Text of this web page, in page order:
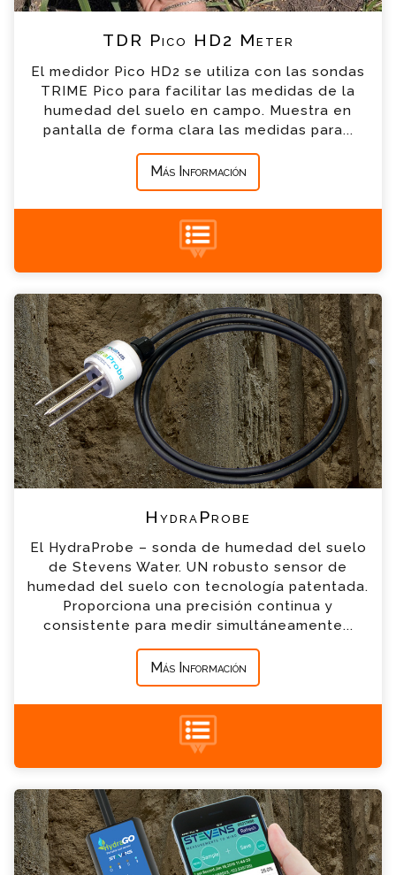
TDR Pico HD2 Meter
El medidor Pico HD2 se utiliza con las sondas
TRIME Pico para facilitar las medidas de la
humedad del suelo en campo. Muestra en
pantalla de forma clara las medidas para...
Más Información
Teléfono
*
Empresa
*
Mensaje
*
+34 935 900 007
HydraProbe
El HydraProbe – sonda de humedad del suelo
de Stevens Water. UN robusto sensor de
humedad del suelo con tecnología patentada.
Proporciona una precisión continua y
consistente para medir simultáneamente...
Más Información
HydraProbe Consulta
Por favor completa el formulario, un miembro
de nuestro equipo contactara contigo en
breve
Nombre
*
Email
*
Empresa
*
Mensaje
*
+34 935 900 007
HydraGO-sonda portátil de humedad del
suelo Consulta
Por favor completa el formulario, un miembro
de nuestro equipo contactara contigo en